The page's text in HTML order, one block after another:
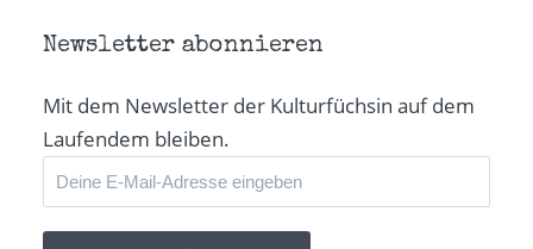
in
neuem
Newsletter abonnieren
Mit dem Newsletter der Kulturfüchsin auf dem
Laufendem bleiben.